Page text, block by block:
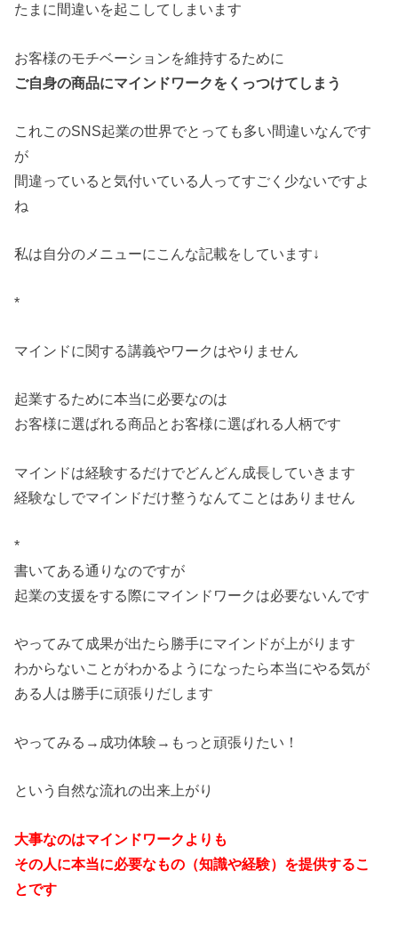
たまに間違いを起こしてしまいます
お客様のモチベーションを維持するために
ご自身の商品にマインドワークをくっつけてしまう
これこのSNS起業の世界でとっても多い間違いなんです
が
間違っていると気付いている人ってすごく少ないですよ
ね
私は自分のメニューにこんな記載をしています↓
*
マインドに関する講義やワークはやりません
起業するために本当に必要なのは
お客様に選ばれる商品とお客様に選ばれる人柄です
マインドは経験するだけでどんどん成長していきます
経験なしでマインドだけ整うなんてことはありません
*
書いてある通りなのですが
起業の支援をする際にマインドワークは必要ないんです
やってみて成果が出たら勝手にマインドが上がります
わからないことがわかるようになったら本当にやる気が
ある人は勝手に頑張りだします
やってみる→成功体験→もっと頑張りたい！
という自然な流れの出来上がり
大事なのはマインドワークよりも
その人に本当に必要なもの（知識や経験）を提供するこ
とです